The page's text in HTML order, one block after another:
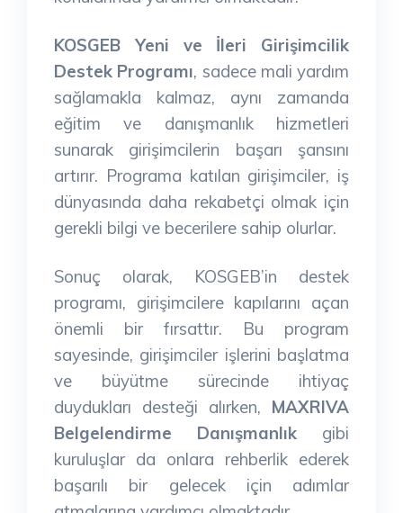
KOSGEB Yeni ve İleri Girişimcilik
Destek Programı, sadece mali yardım
sağlamakla kalmaz, aynı zamanda
eğitim ve danışmanlık hizmetleri
sunarak girişimcilerin başarı şansını
artırır. Programa katılan girişimciler, iş
dünyasında daha rekabetçi olmak için
gerekli bilgi ve becerilere sahip olurlar.
Sonuç olarak, KOSGEB’in destek
programı, girişimcilere kapılarını açan
önemli bir fırsattır. Bu program
sayesinde, girişimciler işlerini başlatma
ve büyütme sürecinde ihtiyaç
duydukları desteği alırken, MAXRIVA
Belgelendirme Danışmanlık gibi
kuruluşlar da onlara rehberlik ederek
başarılı bir gelecek için adımlar